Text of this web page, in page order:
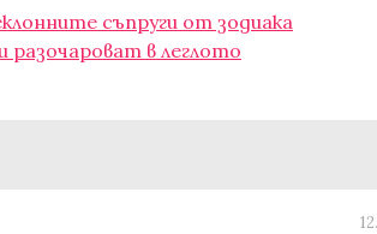
съпруги от зодиака
разочароват в леглото